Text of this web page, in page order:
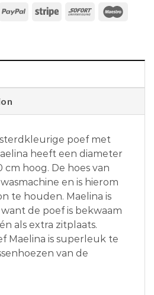
poef met
heeft een diameter
cm hoog. De hoes van
en is hierom
te houden. Maelina is
de poef is bekwaam
als extra zitplaats.
Maelina is superleuk te
van de